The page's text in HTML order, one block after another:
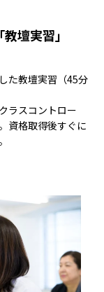
壇実習」
た教壇実習（45分
ラスコントロー
資格取得後すぐに